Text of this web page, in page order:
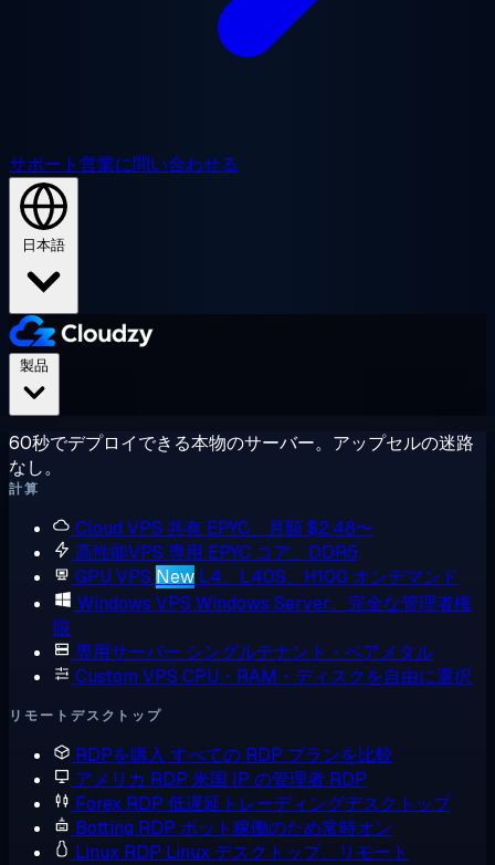
サポート営業に問い合わせる
日本語
60秒でデプロイできる本物のサーバー。アップセルの迷路
なし。
計算
Cloud VPS 共有 EPYC、月額 $2.48〜
高性能VPS 専用 EPYC コア、DDR5
GPU VPS New L4、L40S、H100 オンデマンド
Windows VPS Windows Server、完全な管理者権
限
専用サーバー シングルテナント・ベアメタル
Custom VPS CPU・RAM・ディスクを自由に選択
リモートデスクトップ
RDPを購入 すべての RDP プランを比較
アメリカ RDP 米国 IP の管理者 RDP
Forex RDP 低遅延トレーディングデスクトップ
Botting RDP ボット稼働のため常時オン
Linux RDP Linux デスクトップ、リモート